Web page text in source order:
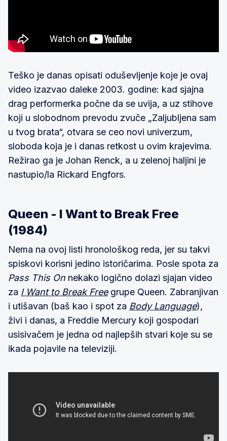
Teško je danas opisati oduševljenje koje je ovaj
video izazvao daleke 2003. godine: kad sjajna
drag performerka počne da se uvija, a uz stihove
koji u slobodnom prevodu zvuče „Zaljubljena sam
u tvog brata“, otvara se ceo novi univerzum,
sloboda koja je i danas retkost u ovim krajevima.
Režirao ga je Johan Renck, a u zelenoj haljini je
nastupio/la Rickard Engfors.
Queen - I Want to Break Free
(1984)
Nema na ovoj listi hronološkog reda, jer su takvi
spiskovi korisni jedino istoričarima. Posle spota za
Pass This On nekako logično dolazi sjajan video
za I Want to Break Freegrupe Queen. Zabranjivan
i utišavan (baš kao i spot za Body Language),
živi i danas, a Freddie Mercury koji gospodari
usisivačem je jedna od najlepših stvari koje su se
ikada pojavile na televiziji.